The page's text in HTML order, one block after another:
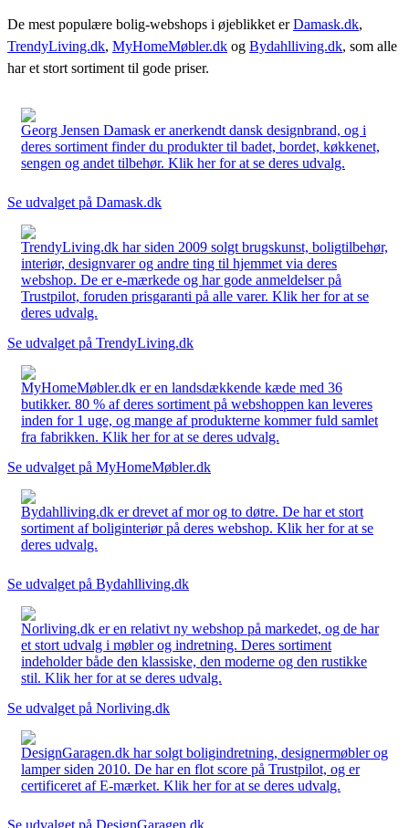
De mest populære bolig-webshops i øjeblikket erDamask.dk,
TrendyLiving.dk, MyHomeMøbler.dk og Bydahlliving.dk, som alle
har et stort sortiment til gode priser.
Georg Jensen Damask er anerkendt dansk designbrand, og i
deres sortiment finder du produkter til badet, bordet, køkkenet,
sengen og andet tilbehør. Klik her for at se deres udvalg.
Se udvalget på Damask.dk
TrendyLiving.dk har siden 2009 solgt brugskunst, boligtilbehør,
interiør, designvarer og andre ting til hjemmet via deres
webshop. De er e-mærkede og har gode anmeldelser på
Trustpilot, foruden prisgaranti på alle varer. Klik her for at se
deres udvalg.
Se udvalget på TrendyLiving.dk
MyHomeMøbler.dk er en landsdækkende kæde med 36
butikker. 80 % af deres sortiment på webshoppen kan leveres
inden for 1 uge, og mange af produkterne kommer fuld samlet
fra fabrikken. Klik her for at se deres udvalg.
Se udvalget på MyHomeMøbler.dk
Bydahlliving.dk er drevet af mor og to døtre. De har et stort
sortiment af boliginteriør på deres webshop. Klik her for at se
deres udvalg.
Se udvalget på Bydahlliving.dk
Norliving.dk er en relativt ny webshop på markedet, og de har
et stort udvalg i møbler og indretning. Deres sortiment
indeholder både den klassiske, den moderne og den rustikke
stil. Klik her for at se deres udvalg.
Se udvalget på Norliving.dk
DesignGaragen.dk har solgt boligindretning, designermøbler og
lamper siden 2010. De har en flot score på Trustpilot, og er
certificeret af E-mærket. Klik her for at se deres udvalg.
Se udvalget på DesignGaragen.dk